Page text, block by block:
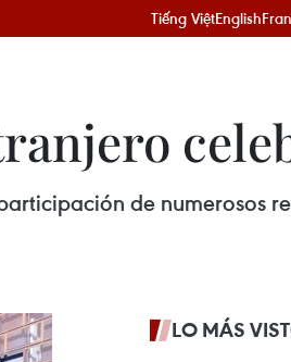
Tiếng ViệtEnglish
de numerosos
LO MÁS